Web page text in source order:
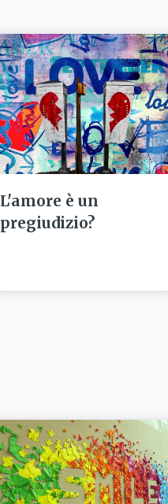
L'amore è un
pregiudizio?